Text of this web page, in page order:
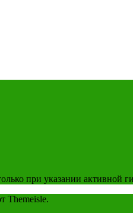
при указании активной
Themeisle.